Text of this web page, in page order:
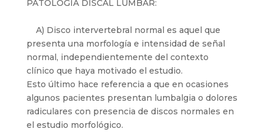
PATOLOGÍA DISCAL LUMBAR:
A) Disco intervertebral normal es aquel que
presenta una morfología e intensidad de señal
normal, independientemente del contexto
clínico que haya motivado el estudio.
Esto último hace referencia a que en ocasiones
algunos pacientes presentan lumbalgia o dolores
radiculares con presencia de discos normales en
el estudio morfológico.